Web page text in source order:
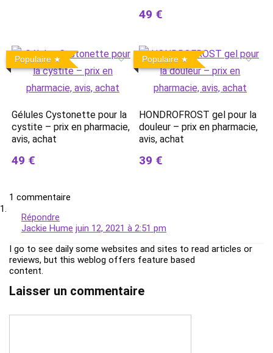
49 €
Populaire
Gélules Cystonette pour la
cystite – prix en pharmacie,
avis, achat
49 €
Populaire
HONDROFROST gel pour la
douleur – prix en pharmacie,
avis, achat
39 €
1 commentaire
Répondre
Jackie Hume juin 12, 2021 à 2:51 pm
I go to see daily some websites and sites to read articles or
reviews, but this weblog offers feature based
content.
Laisser un commentaire